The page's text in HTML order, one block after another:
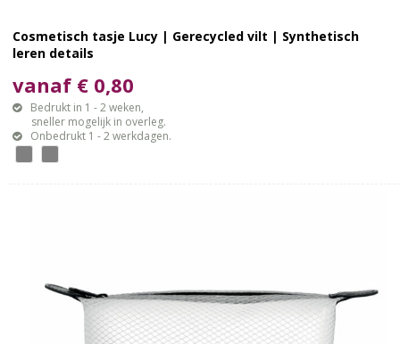
Cosmetisch tasje Lucy | Gerecycled vilt | Synthetisch
leren details
vanaf € 0,80
Bedrukt in 1 - 2 weken,
sneller mogelijk in overleg.
Onbedrukt 1 - 2 werkdagen.